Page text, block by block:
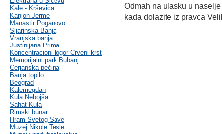
Kale - Krševica
Kanjon Jerme
Manastir Poganovo
Sijarinska Banja
Vranjska banja
Justinijana Prima
Koncentracioni logor Crveni krst
Memorijalni park Bubanj
Cerjanska pećina
Banja topilo
Beograd
Kalemegdan
Kula Nebojša
Sahat Kula
Rimski bunar
Hram Svetog Save
Muzej Nikole Tesle
Odmah na ulasku u
kada dolazite iz pravca